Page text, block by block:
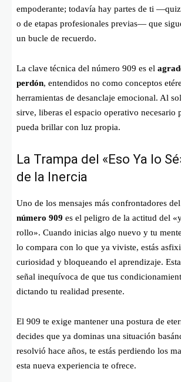
empoderante; todavía hay partes de ti
o de etapas profesionales previas— que
un bucle de recuerdo.
La clave técnica del número 909 es el
perdón, entendidos no como conceptos
herramientas de desanclaje emocional. Al
sirve, liberas el espacio operativo necesario
pueda brillar con luz propia.
La Trampa del «Eso Ya lo
de la Inercia
Uno de los mensajes más confrontadores del
número 909 es el peligro de la actitud del
rollo». Cuando inicias algo nuevo y tu
lo compara con lo que ya viviste, estás
curiosidad y bloqueando el aprendizaje.
señal inequívoca de que tus
dictando tu realidad presente.
El 909 te exige mantener una postura de
decides que ya dominas una situación
resolvió hace años, te estás perdiendo los
esta nueva experiencia te ofrece.